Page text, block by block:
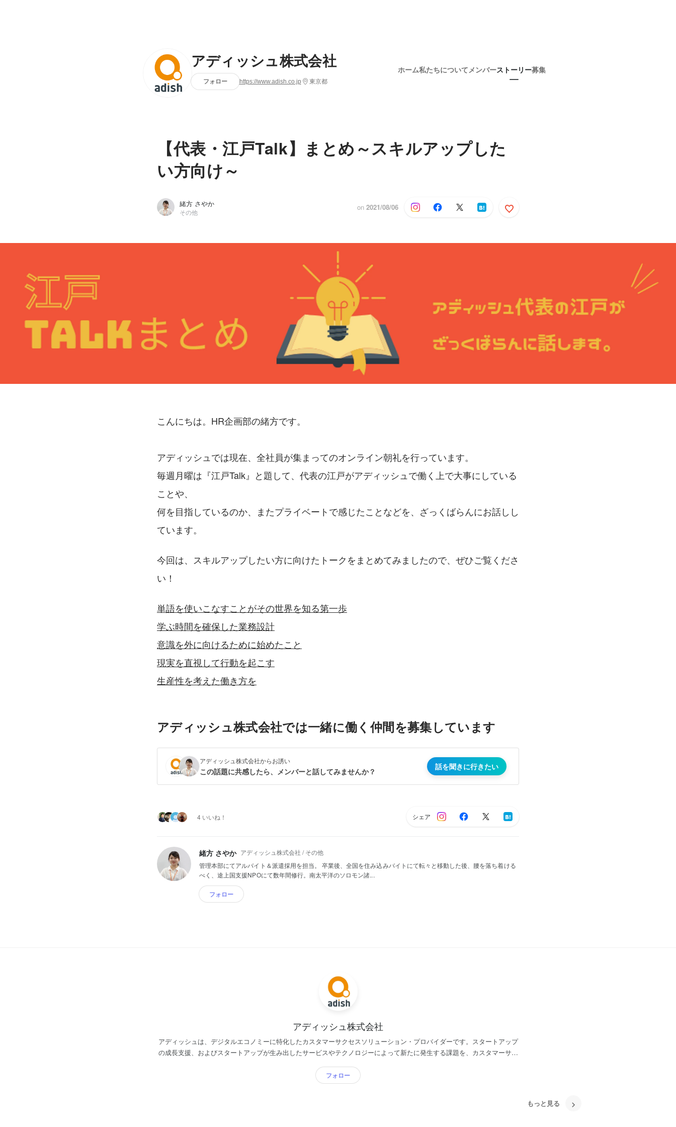
アディッシュ株式会社
フォロー https://www.adish.co.jp 東京都
ホーム私たちについて メンバーストーリー募集
【代表・江戸Talk】まとめ～スキルアップした
い方向け～
緒方 さやか
その他
on 2021/08/06
こんにちは。HR企画部の緒方です。
アディッシュでは現在、全社員が集まってのオンライン朝礼を行っています。
毎週月曜は『江戸Talk』と題して、代表の江戸がアディッシュで働く上で大事にしている
ことや、
何を目指しているのか、またプライベートで感じたことなどを、ざっくばらんにお話しし
ています。
今回は、スキルアップしたい方に向けたトークをまとめてみましたので、ぜひご覧くださ
い！
単語を使いこなすことがその世界を知る第一歩
学ぶ時間を確保した業務設計
意識を外に向けるために始めたこと
現実を直視して行動を起こす
生産性を考えた働き方を
アディッシュ株式会社では一緒に働く仲間を募集しています
アディッシュ株式会社からお誘い
この話題に共感したら、メンバーと話してみませんか？ 話を聞きに行きたい
緒方 さやか
4 いいね！ シェア
緒方 さやか アディッシュ株式会社 / その他
管理本部にてアルバイト＆派遣採用を担当。 卒業後、全国を住み込みバイトにて転々と移動した後、腰を落ち着ける
べく、途上国支援NPOにて数年間修行。南太平洋のソロモン諸...
フォロー
アディッシュ株式会社
アディッシュは、デジタルエコノミーに特化したカスタマーサクセスソリューション・プロバイダーです。スタートアップ
の成長支援、およびスタートアップが生み出したサービスやテクノロジーによって新たに発生する課題を、カスタマーサク
支援サービス」と「アダプション支援サービス」です。 「グロース支援サービス」とは、スタートアップの成長に伴い発生
フォロー
もっと見る